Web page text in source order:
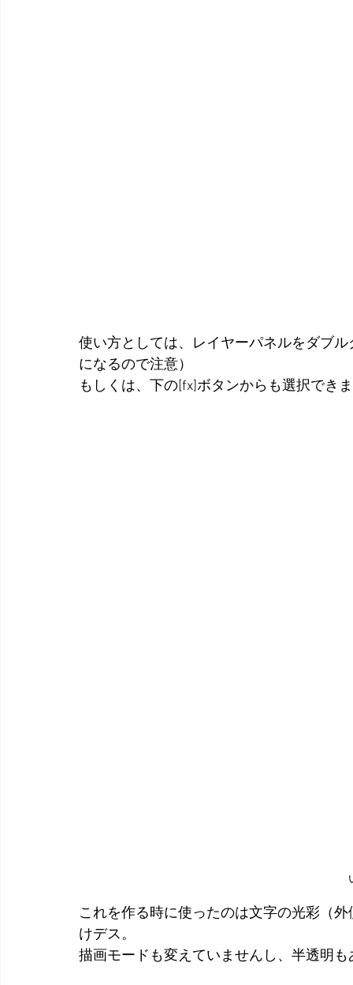
使い方としては、レイヤーパネルをダブ
になるので注意）
もしくは、下の[fx]ボタンからも選択でき
これを作る時に使ったのは文字の光彩（
けデス。
描画モードも変えていませんし、半透明も